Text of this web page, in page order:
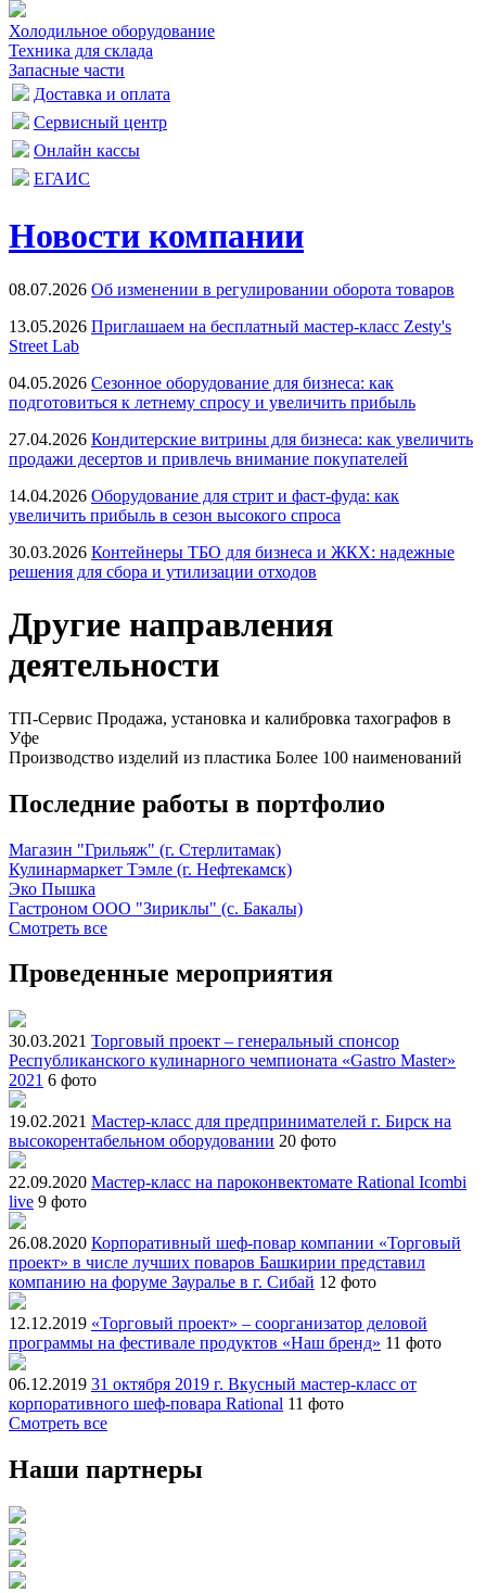
Холодильное оборудование
Техника для склада
Запасные части
Доставка и оплата
Сервисный центр
Онлайн кассы
ЕГАИС
Новости компании
08.07.2026 Об изменении в регулировании оборота товаров
13.05.2026 Приглашаем на бесплатный мастер-класс Zesty's
Street Lab
04.05.2026 Сезонное оборудование для бизнеса: как
подготовиться к летнему спросу и увеличить прибыль
27.04.2026 Кондитерские витрины для бизнеса: как увеличить
продажи десертов и привлечь внимание покупателей
14.04.2026 Оборудование для стрит и фаст-фуда: как
увеличить прибыль в сезон высокого спроса
30.03.2026 Контейнеры ТБО для бизнеса и ЖКХ: надежные
решения для сбора и утилизации отходов
Другие направления
деятельности
ТП-Сервис Продажа, установка и калибровка тахографов в
Уфе
Производство изделий из пластика Более 100 наименований
Последние работы в портфолио
Магазин "Грильяж" (г. Стерлитамак)
Кулинармаркет Тэмле (г. Нефтекамск)
Эко Пышка
Гастроном ООО "Зириклы" (с. Бакалы)
Смотреть все
Проведенные мероприятия
30.03.2021 Торговый проект – генеральный спонсор
Республиканского кулинарного чемпионата «Gastro Master»
2021 6 фото
19.02.2021 Мастер-класс для предпринимателей г. Бирск на
высокорентабельном оборудовании 20 фото
22.09.2020 Мастер-класс на пароконвектомате Rational Icombi
live 9 фото
26.08.2020 Корпоративный шеф-повар компании «Торговый
проект» в числе лучших поваров Башкирии представил
компанию на форуме Зауралье в г. Сибай 12 фото
12.12.2019 «Торговый проект» – соорганизатор деловой
программы на фестивале продуктов «Наш бренд» 11 фото
06.12.2019 31 октября 2019 г. Вкусный мастер-класс от
корпоративного шеф-повара Rational 11 фото
Смотреть все
Наши партнеры